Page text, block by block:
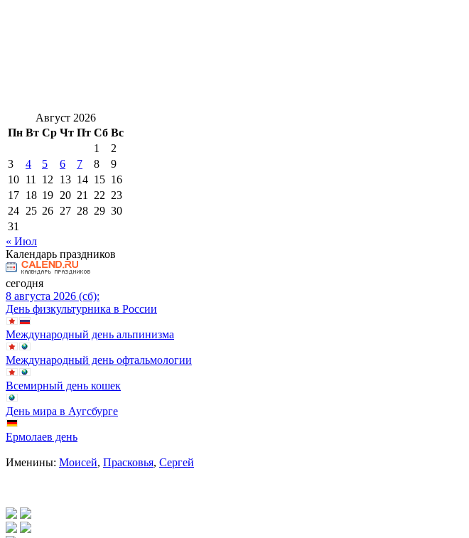
Август 2026
Пн Вт Ср Чт Пт Сб Вс
1
2
3
4 5 6 7 8
9
10 11 12 13 14 15 16
17 18 19 20 21 22 23
24 25 26 27 28 29 30
31
« Июл
Календарь праздников
сегодня
8 августа 2026 (сб):
День физкультурника в России
Международный день альпинизма
Международный день офтальмологии
Всемирный день кошек
День мира в Аугсбурге
Ермолаев день
Именины: Моисей, Прасковья, Сергей